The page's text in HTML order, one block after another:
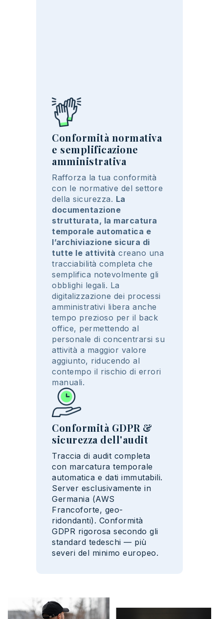
Conformità normativa
e semplificazione
amministrativa
Rafforza la tua conformità
con le normative del settore
della sicurezza. La
documentazione
strutturata, la marcatura
temporale automatica e
l’archiviazione sicura di
tutte le attività creano una
tracciabilità completa che
semplifica notevolmente gli
obblighi legali. La
digitalizzazione dei processi
amministrativi libera anche
tempo prezioso per il back
office, permettendo al
personale di concentrarsi su
attività a maggior valore
aggiunto, riducendo al
contempo il rischio di errori
manuali.
Conformità GDPR &
sicurezza dell'audit
Traccia di audit completa
con marcatura temporale
automatica e dati immutabili.
Server esclusivamente in
Germania (AWS
Francoforte, geo-
ridondanti). Conformità
GDPR rigorosa secondo gli
standard tedeschi — più
severi del minimo europeo.